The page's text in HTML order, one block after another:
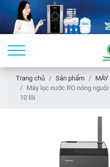
Trang chủ Sản phẩm MÁY
Máy lọc nước RO nóng
10 lõi